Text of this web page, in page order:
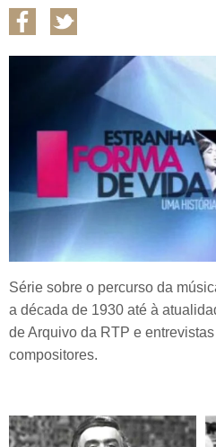
Série sobre o percurso da
a década de 1930 até à
de Arquivo da RTP e
compositores.